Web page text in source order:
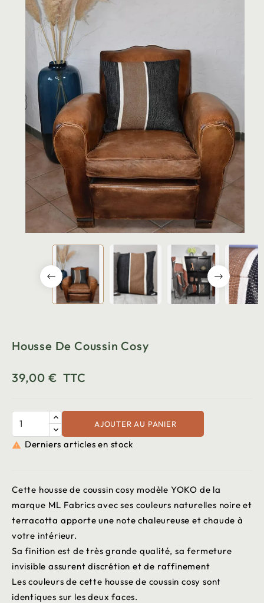
Housse De Coussin Cosy
39,00 € TTC
AJOUTER AU PANIER
 Derniers articles en stock
Cette housse de coussin cosy modèle YOKO de la
marque ML Fabrics avec ses couleurs naturelles noire et
terracotta apporte une note chaleureuse et chaude à
votre intérieur.
Sa finition est de très grande qualité, sa fermeture
invisible assurent discrétion et de raffinement
Les couleurs de cette housse de coussin cosy sont
identiques sur les deux faces.